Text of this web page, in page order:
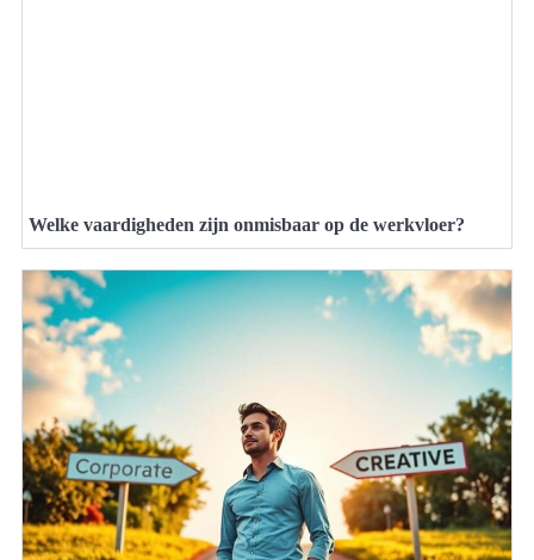
Welke vaardigheden zijn onmisbaar op de werkvloer?